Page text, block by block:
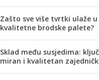
Zašto sve više tvrtki ulaže u
kvalitetne brodske palete?
Sklad među susjedima:
miran i kvalitetan